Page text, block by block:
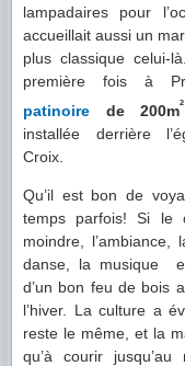
lampadaires pour
accueillait aussi un
plus classique celui-
première fois à
patinoire de 200m²
installée derrière
Croix.
Qu’il est bon de
temps parfois! Si le
moindre, l’ambiance,
danse, la musique
d’un bon feu de bois
l’hiver. La culture a
reste le même, et la
qu’à courir